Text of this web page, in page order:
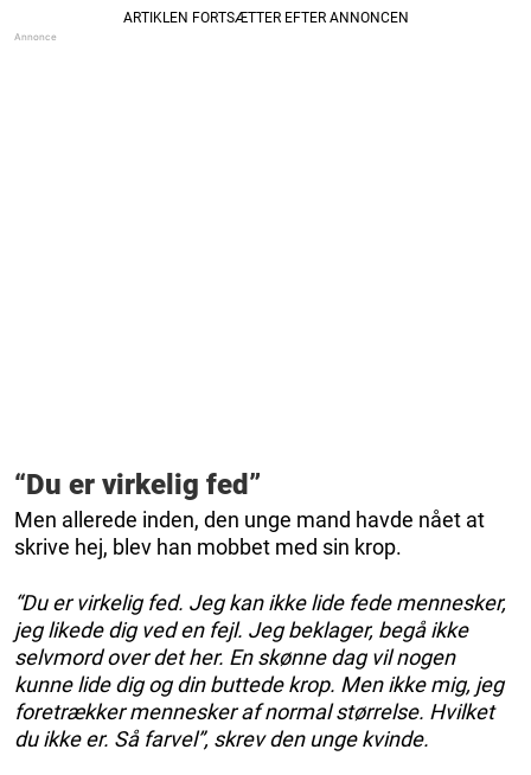
“Du er virkelig fed”
Men allerede inden, den unge mand havde nået at
skrive hej, blev han mobbet med sin krop.
“Du er virkelig fed. Jeg kan ikke lide fede mennesker,
jeg likede dig ved en fejl. Jeg beklager, begå ikke
selvmord over det her. En skønne dag vil nogen
kunne lide dig og din buttede krop. Men ikke mig, jeg
foretrækker mennesker af normal størrelse. Hvilket
du ikke er. Så farvel”, skrev den unge kvinde.